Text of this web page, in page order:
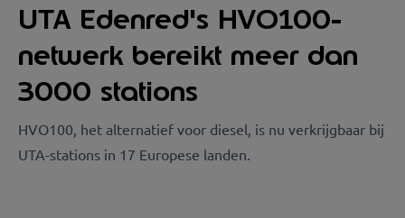
UTA Edenred's HVO100-
netwerk bereikt meer dan
3000 stations
HVO100, het alternatief voor diesel, is nu verkrijgbaar bij
UTA-stations in 17 Europese landen.